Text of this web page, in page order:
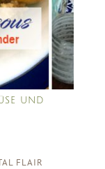
UND
FLAIR